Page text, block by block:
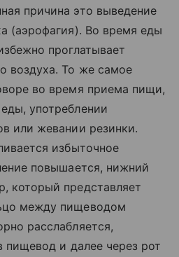
причина это выведение
(аэрофагия). Во время еды
проглатывает
воздуха. То же самое
во время приема пищи,
употреблении
или жевании резинки.
избыточное
повышается, нижний
который представляет
между пищеводом
расслабляется,
пищевод и далее через рот